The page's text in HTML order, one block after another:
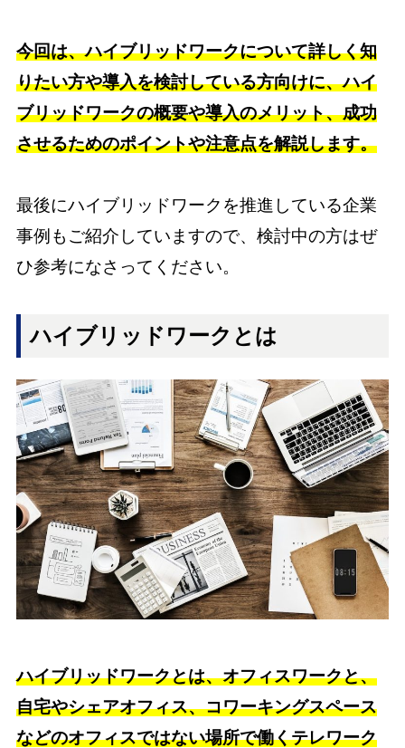
今回は、ハイブリッドワークについて詳しく知
りたい方や導入を検討している方向けに、ハイ
ブリッドワークの概要や導入のメリット、成功
させるためのポイントや注意点を解説します。
最後にハイブリッドワークを推進している企業
事例もご紹介していますので、検討中の方はぜ
ひ参考になさってください。
ハイブリッドワークとは
ハイブリッドワークとは、オフィスワークと、
自宅やシェアオフィス、コワーキングスペース
などのオフィスではない場所で働くテレワーク